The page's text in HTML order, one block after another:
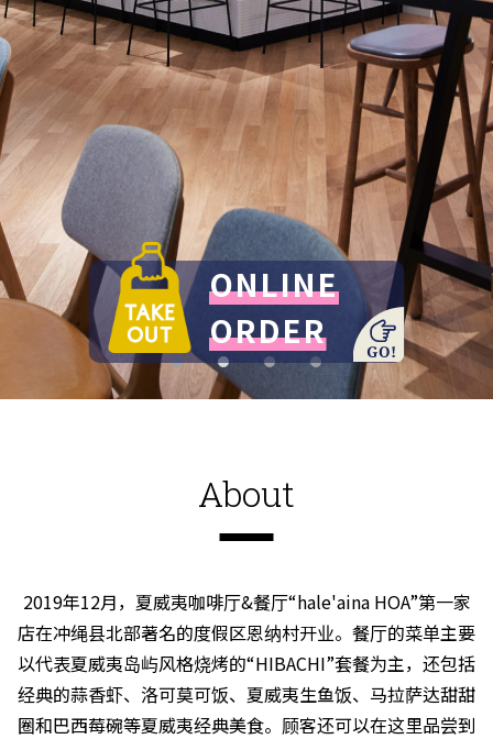
ONLINE
ORDER
About
2019年12月，夏威夷咖啡厅&餐厅“hale'aina HOA”第一家
店在冲绳县北部著名的度假区恩纳村开业。餐厅的菜单主要
以代表夏威夷岛屿风格烧烤的“HIBACHI”套餐为主，还包括
经典的蒜香虾、洛可莫可饭、夏威夷生鱼饭、马拉萨达甜甜
圈和巴西莓碗等夏威夷经典美食。顾客还可以在这里品尝到